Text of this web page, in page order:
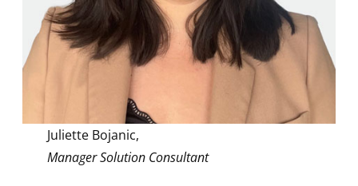
Juliette Bojanic,
ManagerSolution Consultant